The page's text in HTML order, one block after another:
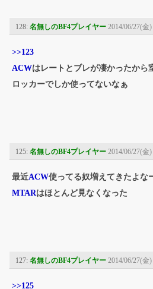
128: 名無しのBF4プレイヤー 2014/06/27(金
>>123
ACWはレートとブレが凄かったから
ロッカーでしか使ってないなぁ
125: 名無しのBF4プレイヤー 2014/06/27(金
最近ACW使ってる奴増えてきたよな
MTARはほとんど見なくなった
127: 名無しのBF4プレイヤー 2014/06/27(金
>>125